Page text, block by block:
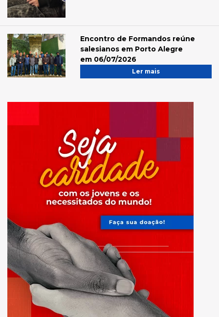
Encontro de Formandos reúne
salesianos em Porto Alegre
em 06/07/2026
Ler mais